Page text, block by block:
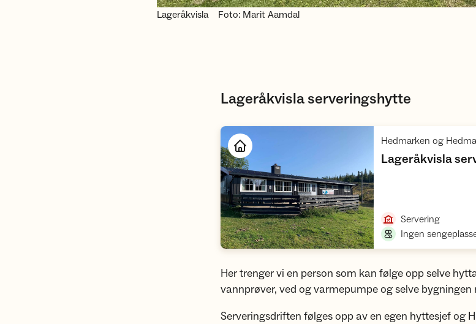
Lageråkvisla Foto: Marit Aamdal
Lageråkvisla serveringshytte
Hedmarken og
Lageråkvisla
Servering,
Ingen
Her trenger vi en person som kan følge opp selve
vannprøver, ved og varmepumpe og selve
Serveringsdriften følges opp av en egen hyttesjef og